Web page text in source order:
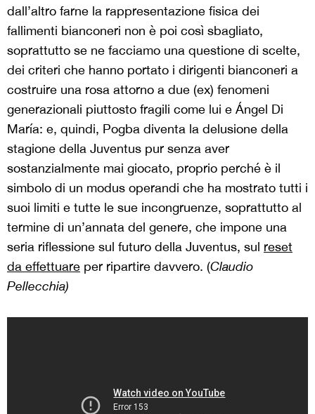
dall’altro farne la rappresentazione fisica dei
fallimenti bianconeri non è poi così sbagliato,
soprattutto se ne facciamo una questione di scelte,
dei criteri che hanno portato i dirigenti bianconeri a
costruire una rosa attorno a due (ex) fenomeni
generazionali piuttosto fragili come lui e Ángel Di
María: e, quindi, Pogba diventa la delusione della
stagione della Juventus pur senza aver
sostanzialmente mai giocato, proprio perché è il
simbolo di un modus operandi che ha mostrato tutti i
suoi limiti e tutte le sue incongruenze, soprattutto al
termine di un’annata del genere, che impone una
seria riflessione sul futuro della Juventus, sul reset
da effettuare per ripartire davvero. (Claudio
Pellecchia)